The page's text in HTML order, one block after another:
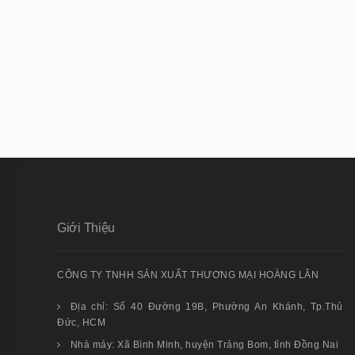
Giới Thiệu
CÔNG TY TNHH SẢN XUẤT THƯƠNG MẠI HOÀNG LÂN
Địa chỉ: Số 40 Đường 19B, Phường An Khánh, Tp.Thủ
Đức, HCM
Nhà máy: Xã Bình Minh, huyện Trảng Bom, tỉnh Đồng Nai